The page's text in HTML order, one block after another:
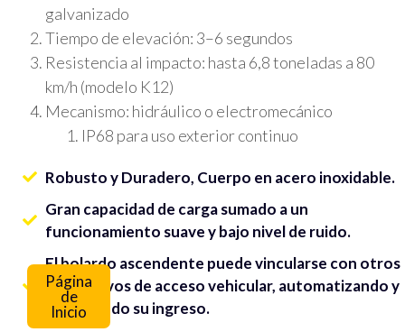
galvanizado
Tiempo de elevación: 3–6 segundos
Resistencia al impacto: hasta 6,8toneladas a 80
km/h (modelo K12)
Mecanismo: hidráulico o electromecánico
IP68 para uso exterior continuo
Robusto y Duradero, Cuerpo en acero inoxidable.
Gran capacidad de carga sumado a un
funcionamiento suave y bajo nivel de ruido.
El bolardo ascendente puede vincularse con otros
dispositivos de acceso vehicular, automatizando y
asegurando su ingreso.
Página
de
Inicio